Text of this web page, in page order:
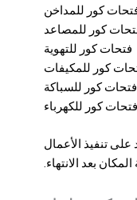
كور للمداخن
كور للمصاعد
فتحات كور للتهوية
كور للمكيفات
فتحات كور للسباكة
فتحات كور للكهرباء
تنفيذ الأعمال
بعد الانتهاء.